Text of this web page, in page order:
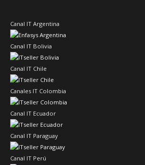
Canal IT Argentina
Canal IT Bolivia
Canal IT Chile
Canales IT Colombia
Canal IT Ecuador
Canal IT Paraguay
Canal IT Perú